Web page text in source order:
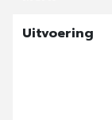
Uitvoering